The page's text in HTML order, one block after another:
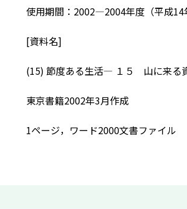
使用期間：2002―2004年度（平成14
[資料名]
(15) 節度ある生活― １５ 山に来る
東京書籍2002年3月作成
1ページ，ワード2000文書ファイル